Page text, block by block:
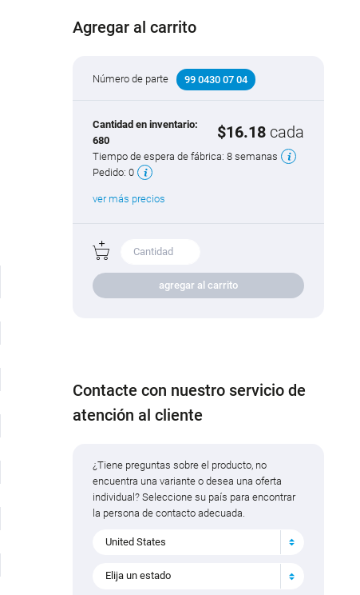
Agregar al carrito
Número de parte 99 0430 07 04
Cantidad en inventario:
680
$16.18cada
Tiempo de espera de fábrica:8 semanas
Pedido:0
ver más precios
agregar al carrito
Contacte con nuestro servicio de
atención al cliente
¿Tiene preguntas sobre el producto, no
encuentra una variante o desea una oferta
individual? Seleccione su país para encontrar
la persona de contacto adecuada.
United States
Elija un estado